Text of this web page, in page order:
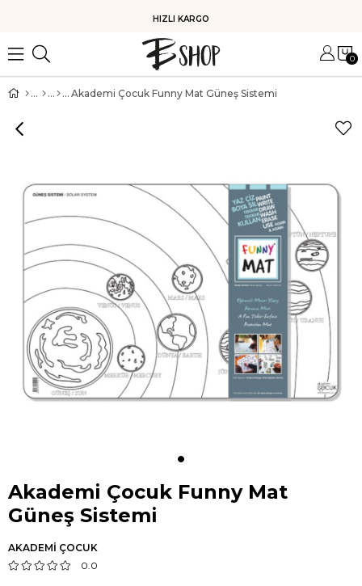
HIZLI KARGO
0
Akademi Çocuk Funny Mat Güneş Sistemi
Akademi Çocuk Funny Mat
Güneş Sistemi
AKADEMİ ÇOCUK
0.0